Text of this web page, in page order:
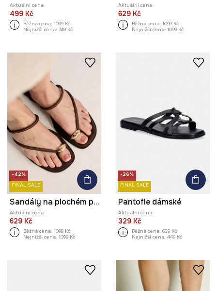
Aktuální cena:
499 Kč
Běžná cena: 1099 Kč
Nejnižší cena: 749 Kč
Aktuální cena:
629 Kč
Běžná cena: 1099 Kč
Nejnižší cena: 1099 Kč
-42%
FINAL SALE
Sandály na plochém podpatku dámské semišové
Aktuální cena:
629 Kč
Běžná cena: 1099 Kč
Nejnižší cena: 1099 Kč
-26%
FINAL SALE
Pantofle dámské
Aktuální cena:
329 Kč
Běžná cena: 629 Kč
Nejnižší cena: 449 Kč